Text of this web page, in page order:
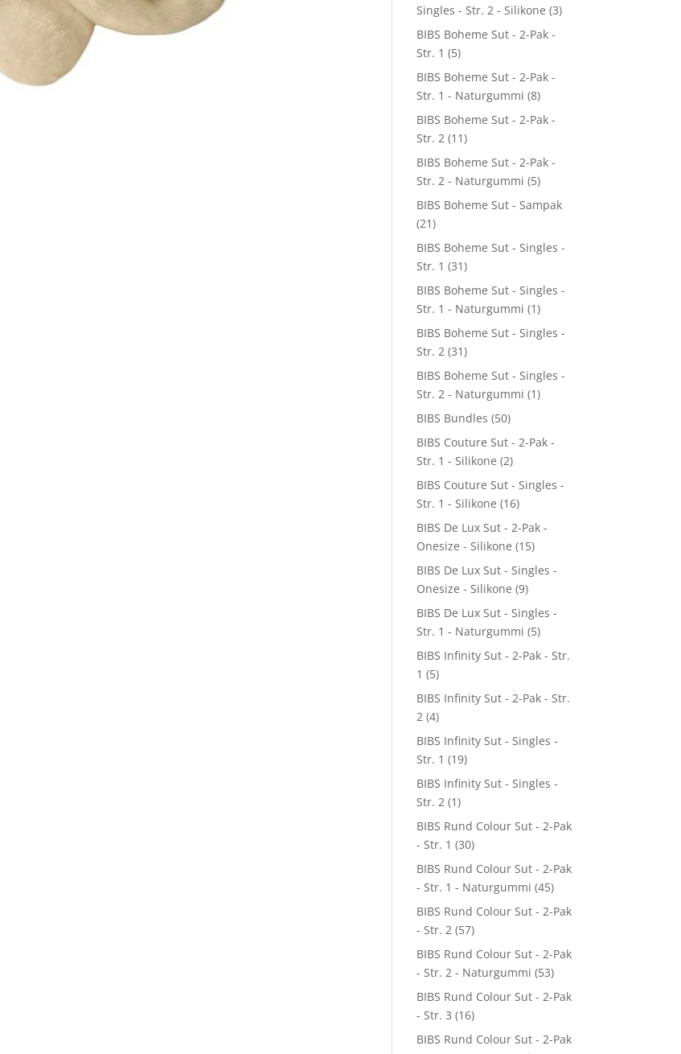
Singles - Str. 2 - Silikone (3)
BIBS Boheme Sut - 2-Pak -
Str. 1 (5)
BIBS Boheme Sut - 2-Pak -
Str. 1 - Naturgummi (8)
BIBS Boheme Sut - 2-Pak -
Str. 2 (11)
BIBS Boheme Sut - 2-Pak -
Str. 2 - Naturgummi (5)
BIBS Boheme Sut - Sampak
(21)
BIBS Boheme Sut - Singles -
Str. 1 (31)
BIBS Boheme Sut - Singles -
Str. 1 - Naturgummi (1)
BIBS Boheme Sut - Singles -
Str. 2 (31)
BIBS Boheme Sut - Singles -
Str. 2 - Naturgummi (1)
BIBS Bundles (50)
BIBS Couture Sut - 2-Pak -
Str. 1 - Silikone (2)
BIBS Couture Sut - Singles -
Str. 1 - Silikone (16)
BIBS De Lux Sut - 2-Pak -
Onesize - Silikone (15)
BIBS De Lux Sut - Singles -
Onesize - Silikone (9)
BIBS De Lux Sut - Singles -
Str. 1 - Naturgummi (5)
BIBS Infinity Sut - 2-Pak - Str.
1 (5)
BIBS Infinity Sut - 2-Pak - Str.
2 (4)
BIBS Infinity Sut - Singles -
Str. 1 (19)
BIBS Infinity Sut - Singles -
Str. 2 (1)
BIBS Rund Colour Sut - 2-Pak
- Str. 1 (30)
BIBS Rund Colour Sut - 2-Pak
- Str. 1 - Naturgummi (45)
BIBS Rund Colour Sut - 2-Pak
- Str. 2 (57)
BIBS Rund Colour Sut - 2-Pak
- Str. 2 - Naturgummi (53)
BIBS Rund Colour Sut - 2-Pak
- Str. 3 (16)
BIBS Rund Colour Sut - 2-Pak